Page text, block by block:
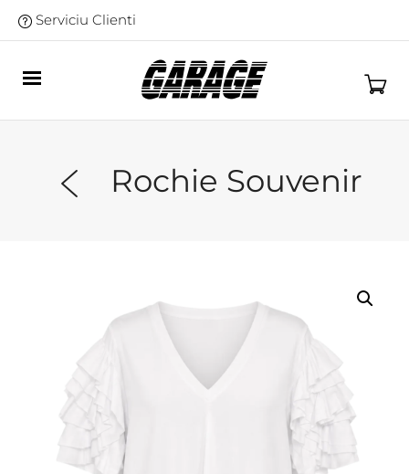
Serviciu Clienti
Rochie Souvenir